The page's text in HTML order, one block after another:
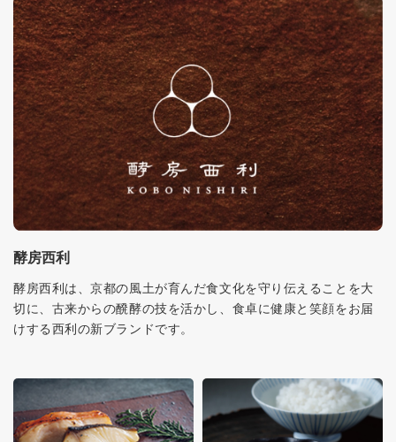
酵房西利
酵房西利は、京都の風土が育んだ食文化を守り伝えることを大
切に、古来からの醗酵の技を活かし、食卓に健康と笑顔をお届
けする西利の新ブランドです。